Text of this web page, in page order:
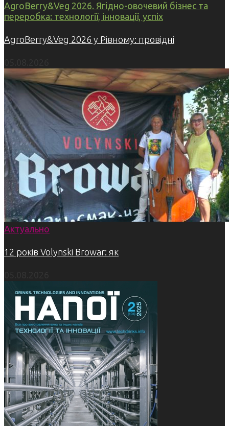
AgroBerry&Veg 2026. Ягідно-овочевий бізнес та
переробка: технології, інновації, успіх
AgroBerry&Veg 2026 у Рівному: провідні
Актуально
12 років Volynski Browar: як